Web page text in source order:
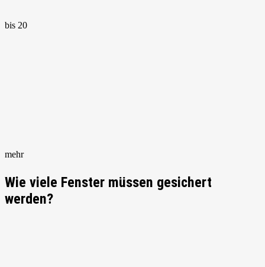
bis 20
mehr
Wie viele Fenster müssen gesichert
werden?